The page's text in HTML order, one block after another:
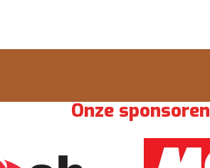
Onze sponsoren